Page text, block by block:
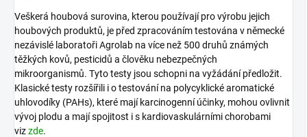
Veškerá houbová surovina, kterou používají pro výrobu jejich
houbových produktů, je před zpracováním testována v německé
nezávislé laboratoři Agrolab na více než 500 druhů známých
těžkých kovů, pesticidů a člověku nebezpečných
mikroorganismů. Tyto testy jsou schopni na vyžádání předložit.
Klasické testy rozšířili i o testování na polycyklické aromatické
uhlovodíky (PAHs), které mají karcinogenní účinky, mohou ovlivnit
vývoj plodu a mají spojitost i s kardiovaskulárními chorobami
vizzde.